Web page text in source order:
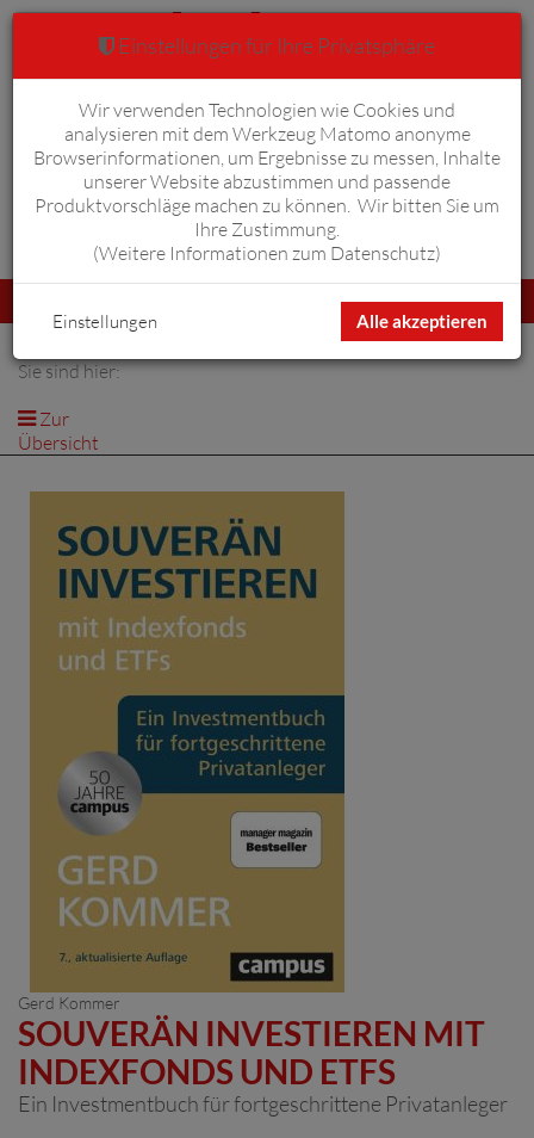
Anmelden Warenkorb 0
umschalten
Sie sind hier:
Zur
Übersicht
Gerd Kommer
SOUVERÄN INVESTIEREN MIT
INDEXFONDS UND ETFS
Ein Investmentbuch für fortgeschrittene Privatanleger
Einstellungen für Ihre Privatsphäre
Wir verwenden Technologien wie Cookies und
analysieren mit dem Werkzeug Matomo anonyme
Browserinformationen, um Ergebnisse zu messen, Inhalte
unserer Website abzustimmen und passende
Produktvorschläge machen zu können. Wir bitten Sie um
Ihre Zustimmung.
(Weitere Informationen zum Datenschutz)
Alle akzeptieren
Einstellungen